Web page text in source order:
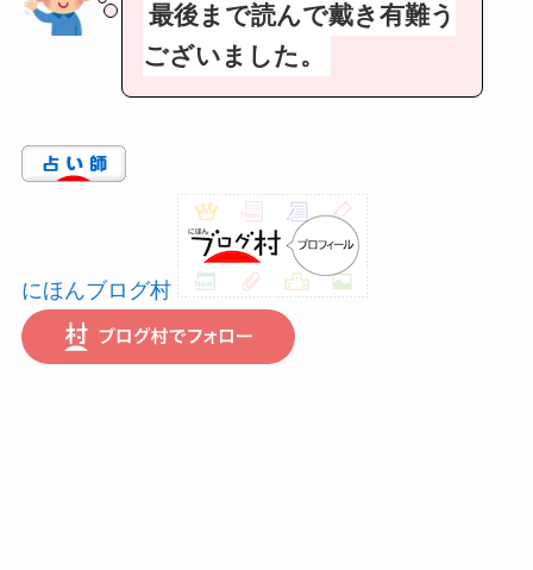
最後まで読んで戴き有難う
ございました。
にほんブログ村